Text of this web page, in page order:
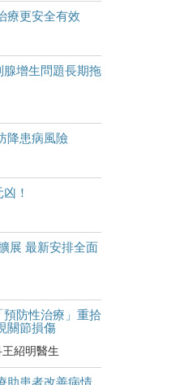
療更安全有效
腺增生問題長期拖
降患病風險
！
展 最新安排全面
防性治療」重拾
關節損傷
紹明醫生
助患者改善病情